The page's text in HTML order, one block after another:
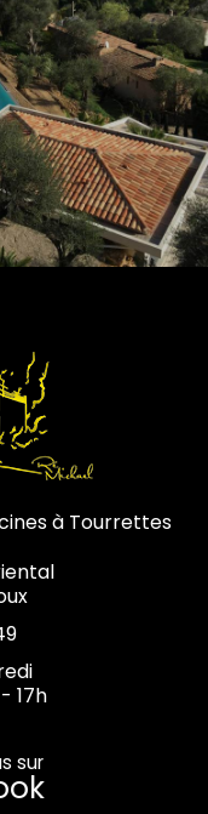
à Tourrettes
17h
sur